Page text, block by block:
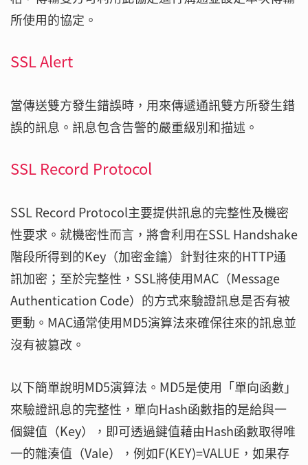
所使用的協定。
SSL Alert
當傳送雙方發生錯誤時，用來傳遞通訊雙方所發生錯
誤的訊息。訊息包含告警的嚴重級別和描述。
SSL Record Protocol
SSL Record Protocol主要提供訊息的完整性及機密
性要求。就機密性而言，將會利用在SSL Handshake
階段所得到的Key（加密金鑰）針對往來的HTTP通
訊加密；至於完整性，SSL將使用MAC（Message
Authentication Code）的方式來驗證訊息是否有被
更動。MAC通常使用MD5演算法來確保往來的訊息並
沒有被篡改。
以下簡單說明MD5演算法。MD5是使用「單向函數」
來驗證訊息的完整性，單向Hash函數指的是給與一
個鍵值（Key），即可透過鍵值藉由Hash函數取得唯
一的雜湊值（Vale），例如F(KEY)=VALUE，如果存